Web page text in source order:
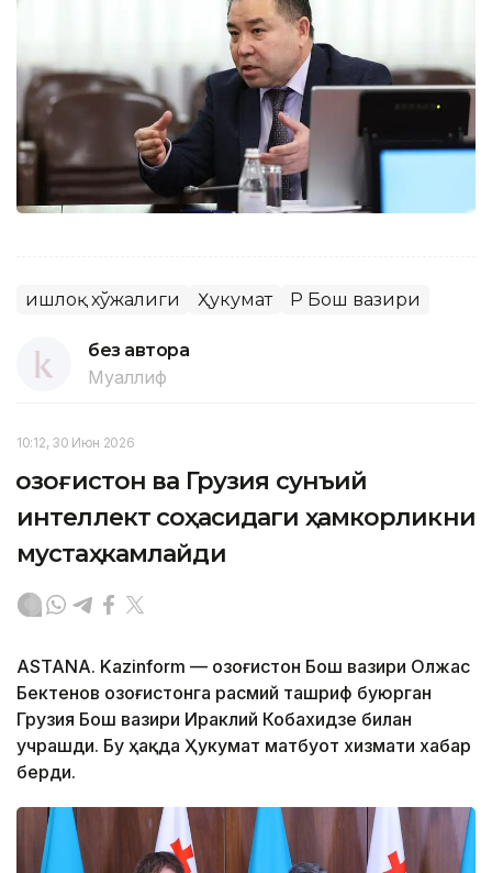
Қишлоқ хўжалиги Ҳукумат ҚР Бош вазири
без автора
Муаллиф
10:12, 30 Июн 2026
Қозоғистон ва Грузия сунъий
интеллект соҳасидаги ҳамкорликни
мустаҳкамлайди
ASTANA. Kazinform — Қозоғистон Бош вазири Олжас
Бектенов Қозоғистонга расмий ташриф буюрган
Грузия Бош вазири Ираклий Кобахидзе билан
учрашди. Бу ҳақда Ҳукумат матбуот хизмати хабар
берди.